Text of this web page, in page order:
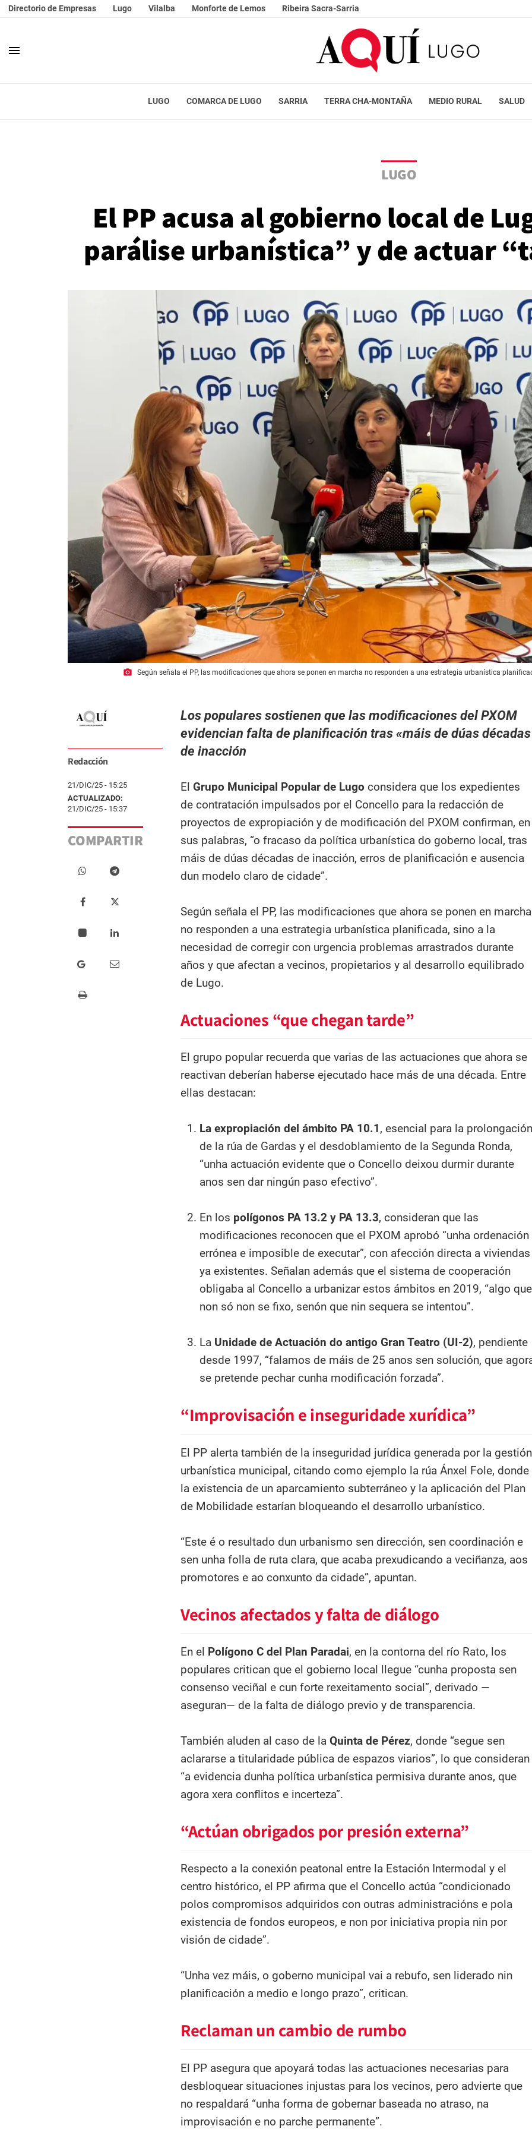
Directorio de Empresas Lugo Vilalba Monforte de Lemos Ribeira Sacra-Sarria
menu
LUGO COMARCA DE LUGO SARRIA TERRA CHA-MONTAÑA MEDIO RURAL SALUD
LUGO
El PP acusa al gobierno local de
parálise urbanística” y de actuar
photo_camera Según señala el PP, las modificaciones que ahora se ponen en marcha no responden a una estrategia urbanística
Redacción
21/DIC/25 - 15:25
ACTUALIZADO:
21/DIC/25 - 15:37
COMPARTIR
Los populares sostienen que las modificaciones del PXOM
evidencian falta de planificación tras «máis de dúas décadas
de inacción
El Grupo Municipal Popular de Lugo considera que los expedientes
de contratación impulsados por el Concello para la redacción de
proyectos de expropiación y de modificación del PXOM confirman, en
sus palabras, “o fracaso da política urbanística do goberno local, tras
máis de dúas décadas de inacción, erros de planificación e ausencia
dun modelo claro de cidade”.
Según señala el PP, las modificaciones que ahora se ponen en marcha
no responden a una estrategia urbanística planificada, sino a la
necesidad de corregir con urgencia problemas arrastrados durante
años y que afectan a vecinos, propietarios y al desarrollo equilibrado
de Lugo.
Actuaciones “que chegan tarde”
El grupo popular recuerda que varias de las actuaciones que ahora se
reactivan deberían haberse ejecutado hace más de una década. Entre
ellas destacan:
La expropiación del ámbito PA 10.1, esencial para la prolongación
de la rúa de Gardas y el desdoblamiento de la Segunda Ronda,
“unha actuación evidente que o Concello deixou durmir durante
anos sen dar ningún paso efectivo”.
En los polígonos PA 13.2 y PA 13.3, consideran que las
modificaciones reconocen que el PXOM aprobó “unha ordenación
errónea e imposible de executar”, con afección directa a viviendas
ya existentes. Señalan además que el sistema de cooperación
obligaba al Concello a urbanizar estos ámbitos en 2019, “algo que
non só non se fixo, senón que nin sequera se intentou”.
La Unidade de Actuación do antigo Gran Teatro (UI-2), pendiente
desde 1997, “falamos de máis de 25 anos sen solución, que
se pretende pechar cunha modificación forzada”.
“Improvisación e inseguridade xurídica”
El PP alerta también de la inseguridad jurídica generada por la gestión
urbanística municipal, citando como ejemplo la rúa Ánxel Fole, donde
la existencia de un aparcamiento subterráneo y la aplicación del Plan
de Mobilidade estarían bloqueando el desarrollo urbanístico.
“Este é o resultado dun urbanismo sen dirección, sen coordinación e
sen unha folla de ruta clara, que acaba prexudicando a veciñanza, aos
promotores e ao conxunto da cidade”, apuntan.
Vecinos afectados y falta de diálogo
En el Polígono C del Plan Paradai, en la contorna del río Rato, los
populares critican que el gobierno local llegue “cunha proposta sen
consenso veciñal e cun forte rexeitamento social”, derivado —
aseguran— de la falta de diálogo previo y de transparencia.
También aluden al caso de la Quinta de Pérez, donde “segue sen
aclararse a titularidade pública de espazos viarios”, lo que consideran
“a evidencia dunha política urbanística permisiva durante anos, que
agora xera conflitos e incerteza”.
“Actúan obrigados por presión externa”
Respecto a la conexión peatonal entre la Estación Intermodal y el
centro histórico, el PP afirma que el Concello actúa “condicionado
polos compromisos adquiridos con outras administracións e pola
existencia de fondos europeos, e non por iniciativa propia nin por
visión de cidade”.
“Unha vez máis, o goberno municipal vai a rebufo, sen liderado nin
planificación a medio e longo prazo”, critican.
Reclaman un cambio de rumbo
El PP asegura que apoyará todas las actuaciones necesarias para
desbloquear situaciones injustas para los vecinos, pero advierte que
no respaldará “unha forma de gobernar baseada no atraso, na
improvisación e no parche permanente”.